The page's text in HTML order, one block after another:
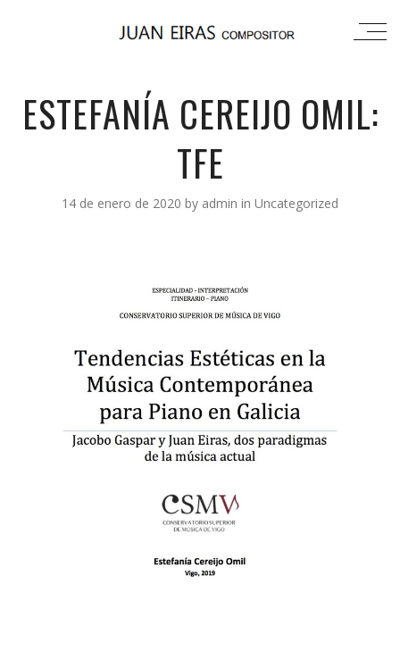
ESTEFANÍA CEREIJO OMIL:
TFE
14 de enero de 2020 by admin in Uncategorized